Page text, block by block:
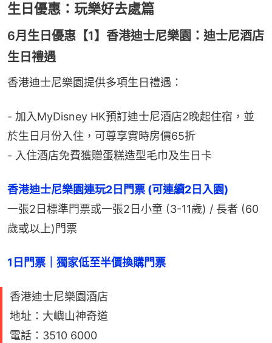
生日優惠：玩樂好去處篇
6月生日優惠【1】香港迪士尼樂園：迪士尼酒店
生日禮遇
香港迪士尼樂園提供多項生日禮遇：
- 加入MyDisney HK預訂迪士尼酒店2晚起住宿，並
於生日月份入住，可尊享實時房價65折
- 入住酒店免費獲贈蛋糕造型毛巾及生日卡
香港迪士尼樂園連玩2日門票 (可連續2日入園)
一張2日標準門票或一張2日小童 (3-11歲) / 長者 (60
歲或以上)門票
1日門票｜獨家低至半價換購門票
香港迪士尼樂園酒店
地址：大嶼山神奇道
電話：3510 6000